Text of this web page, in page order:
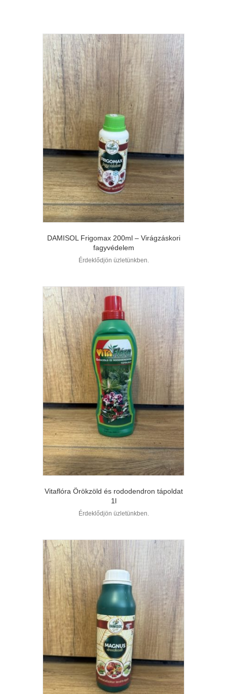
DAMISOL Frigomax 200ml – Virágzáskori
fagyvédelem
Érdeklődjön üzletünkben.
Vitaflóra Örökzöld és rododendron tápoldat
1l
Érdeklődjön üzletünkben.